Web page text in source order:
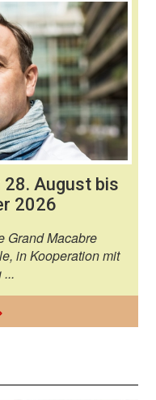
August bis
2026
Grand Macabre
in Kooperation mit
...